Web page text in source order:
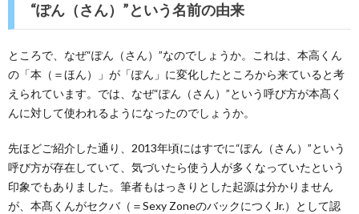
“ぽん（さん）”という名前の由来
ところで、なぜ“ぽん（さん）”なのでしょうか。これは、本高くん
の「本（＝ほん）」が「ぽん」に変化したところから来ていると考
えられています。では、なぜ“ぽん（さん）”という呼び方が本髙く
んに対して使われるようになったのでしょうか。
先ほどご紹介した通り、2013年頃にはすでに“ぽん（さん）”という
呼び方が存在していて、気づいたら使う人が多くなっていたという
印象でもありました。筆者もはっきりとした起源は分かりません
が、本髙くんがセクバ（＝Sexy ZoneのバックにつくJr.）として認